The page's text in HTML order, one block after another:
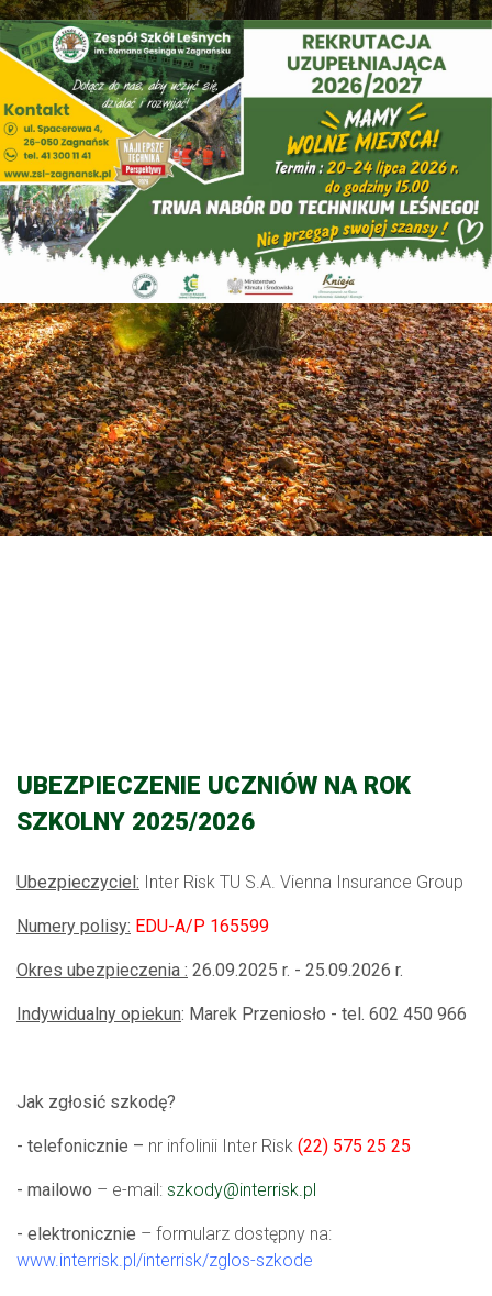
UBEZPIECZENIE UCZNIÓW NA ROK
SZKOLNY 2025/2026
Ubezpieczyciel: Inter Risk TU S.A. Vienna Insurance Group
Numery polisy: EDU-A/P 165599
Okres ubezpieczenia : 26.09.2025 r. - 25.09.2026 r.
Indywidualny opiekun: Marek Przeniosło - tel. 602 450 966
Jak zgłosić szkodę?
- telefonicznie – nr infolinii Inter Risk (22) 575 25 25
- mailowo – e-mail: szkody@interrisk.pl
- elektronicznie – formularz dostępny na:
www.interrisk.pl/interrisk/zglos-szkode